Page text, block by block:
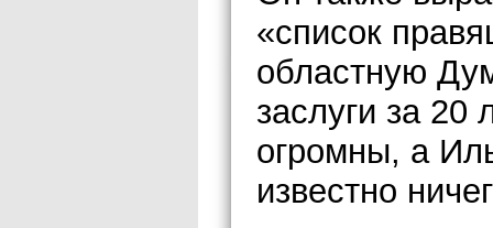
«список
областную
заслуги за 20
огромны, а
известно